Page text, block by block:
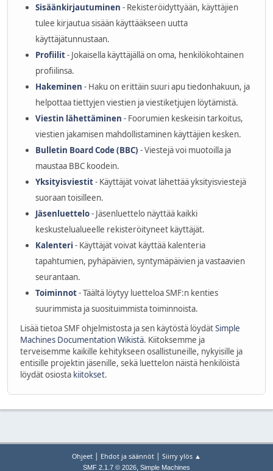
Sisäänkirjautuminen - Rekisteröidyttyään, käyttäjien
tulee kirjautua sisään käyttääkseen uutta
käyttäjätunnustaan.
Profiilit- Jokaisella käyttäjällä on oma, henkilökohtainen
profiilinsa.
Hakeminen - Haku on erittäin suuri apu tiedonhakuun, ja
helpottaa tiettyjen viestien ja viestiketjujen löytämistä.
Viestin lähettäminen - Foorumien keskeisin tarkoitus,
viestien jakamisen mahdollistaminen käyttäjien kesken.
Bulletin Board Code (BBC) - Viestejä voi muotoilla ja
maustaa BBC koodein.
Yksityisviestit- Käyttäjät voivat lähettää yksityisviestejä
suoraan toisilleen.
Jäsenluettelo- Jäsenluettelo näyttää kaikki
keskustelualueelle rekisteröityneet käyttäjät.
Kalenteri - Käyttäjät voivat käyttää kalenteria
tapahtumien, pyhäpäivien, syntymäpäivien ja vastaavien
seurantaan.
Toiminnot- Täältä löytyy luetteloa SMF:n kenties
suurimmista ja suosituimmista toiminnoista.
Lisää tietoa SMF ohjelmistosta ja sen käytöstä löydätSimple
Machines Documentation Wikistä. Kiitoksemme ja
terveisemme kaikille kehitykseen osallistuneille, nykyisille ja
entisille projektin jäsenille, sekä luettelon näistä henkilöistä
löydät osiosta kiitokset.
Ohjeet | Ehdot ja säännöt | Siirry ylös ▲
SMF 2.1.7 © 2026, Simple Machines